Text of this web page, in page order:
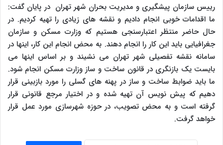
رییس سازمان پیشگیری و مدیریت بحران شهر تهران در پایان گفت:
ما اقدامات خوبی انجام دادیم و نقشه های زیادی را تهیه کردیم. در
حال حاضر منتظر اعتبارسنجی هستیم که وزارت مسکن و سازمان
جغرافیایی باید این کار را انجام دهند. به محض انجام این کار، اینها در
سامانه نقشه تفصیلی شهر تهران می نشیند و بر اساس اینها می
بایست یک بازنگری در قانون ساخت و ساز وزارت مسکن انجام شود.
ما باید ضوابط ساخت و ساز در پهنه های گسلی را مورد بازبینی قرار
دهیم که پیش نویس آن تهیه شده و در اختیار مرجع قانونی قرار
گرفته است و به محض تصویب، در حوزه شهرسازی مورد عمل قرار
خواهد گرفت.